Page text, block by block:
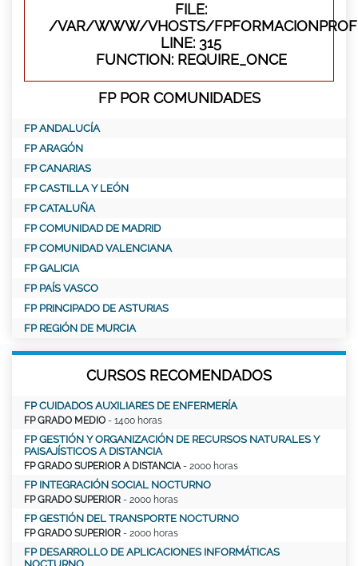
FILE:
/VAR/WWW/VHOSTS/
LINE: 315
FUNCTION: REQUIRE_ONCE
FP POR COMUNIDADES
FP ANDALUCÍA
FP ARAGÓN
FP CANARIAS
FP CASTILLA Y LEÓN
FP CATALUÑA
FP COMUNIDAD DE MADRID
FP COMUNIDAD VALENCIANA
FP GALICIA
FP PAÍS VASCO
FP PRINCIPADO DE ASTURIAS
FP REGIÓN DE MURCIA
CURSOS RECOMENDADOS
FP CUIDADOS AUXILIARES DE ENFERMERÍA
FP GRADO MEDIO - 1400 horas
FP GESTIÓN Y ORGANIZACIÓN DE RECURSOS NATURALES Y
PAISAJÍSTICOS A DISTANCIA
FP GRADO SUPERIOR A DISTANCIA- 2000 horas
FP INTEGRACIÓN SOCIAL NOCTURNO
FP GRADO SUPERIOR - 2000 horas
FP GESTIÓN DEL TRANSPORTE NOCTURNO
FP GRADO SUPERIOR - 2000 horas
FP DESARROLLO DE APLICACIONES INFORMÁTICAS